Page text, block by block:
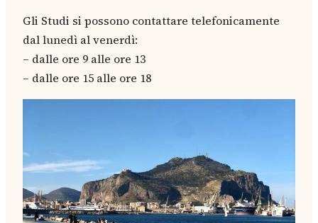
Gli Studi si possono contattare telefonicamente
dal lunedì al venerdì:
– dalle ore 9 alle ore 13
– dalle ore 15 alle ore 18